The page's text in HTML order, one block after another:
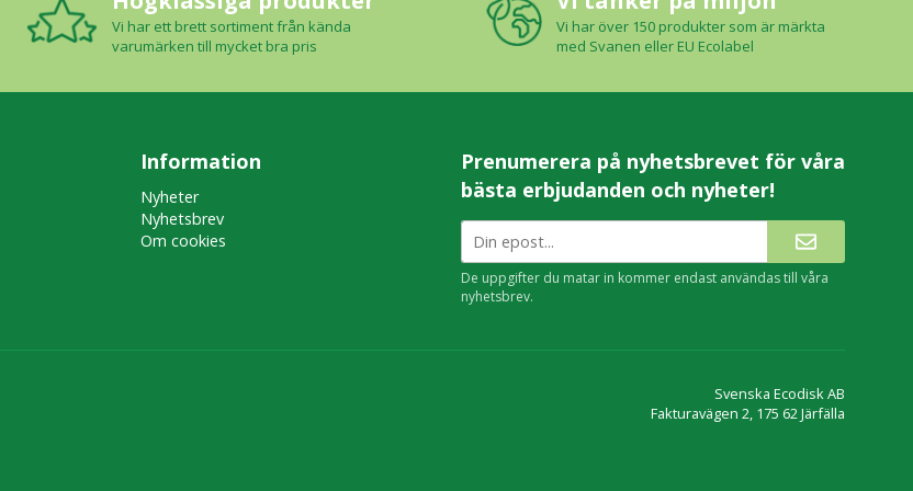
Vi har ett brett sortiment från kända
varumärken till mycket bra pris
Vi har över 150 produkter som är märkta
med Svanen eller EU Ecolabel
Information
Nyheter
Nyhetsbrev
Om cookies
Prenumerera på nyhetsbrevet för våra
bästa erbjudanden och nyheter!
De uppgifter du matar in kommer endast användas till våra
nyhetsbrev.
Svenska Ecodisk AB
Fakturavägen 2, 175 62 Järfälla